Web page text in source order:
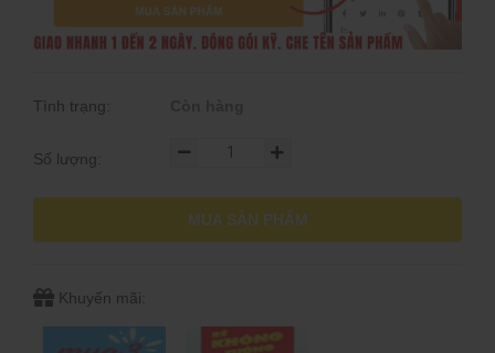
Tình trạng:
Số lượng:
MUA SẢN PHẨM
Khuyến mãi: